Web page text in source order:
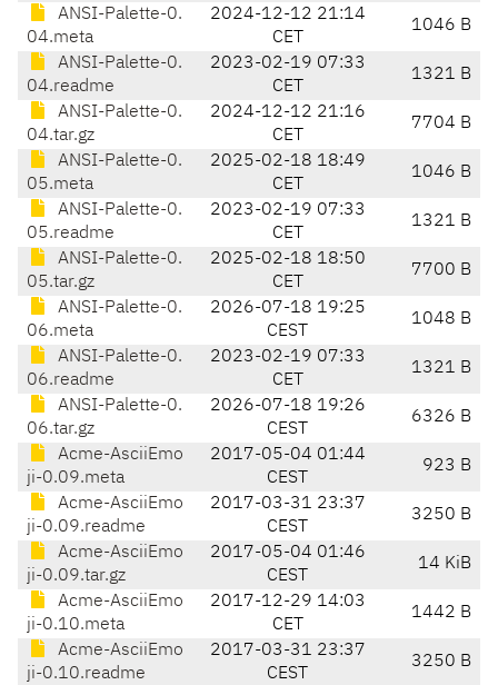
ANSI-Palette-0.
04.meta
2024-12-12 21:14
CET
1046 B
ANSI-Palette-0.
04.readme
2023-02-19 07:33
CET
1321 B
ANSI-Palette-0.
04.tar.gz
2024-12-12 21:16
CET
7704 B
ANSI-Palette-0.
05.meta
2025-02-18 18:49
CET
1046 B
ANSI-Palette-0.
05.readme
2023-02-19 07:33
CET
1321 B
ANSI-Palette-0.
05.tar.gz
2025-02-18 18:50
CET
7700 B
ANSI-Palette-0.
06.meta
2026-07-18 19:25
CEST
1048 B
ANSI-Palette-0.
06.readme
2023-02-19 07:33
CET
1321 B
ANSI-Palette-0.
06.tar.gz
2026-07-18 19:26
CEST
6326 B
Acme-AsciiEmo
ji-0.09.meta
2017-05-04 01:44
CEST
923 B
Acme-AsciiEmo
ji-0.09.readme
2017-03-31 23:37
CEST
3250 B
Acme-AsciiEmo
ji-0.09.tar.gz
2017-05-04 01:46
CEST
14 KiB
Acme-AsciiEmo
ji-0.10.meta
2017-12-29 14:03
CET
1442 B
Acme-AsciiEmo
ji-0.10.readme
2017-03-31 23:37
CEST
3250 B